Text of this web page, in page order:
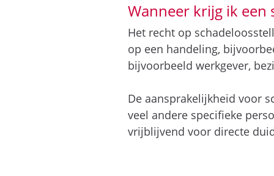
Wanneer krijg ik een
Het recht op
op een handeling,
bijvoorbeeld werkgever,
De aansprakelijkheid voor
veel andere specifieke
vrijblijvend voor directe